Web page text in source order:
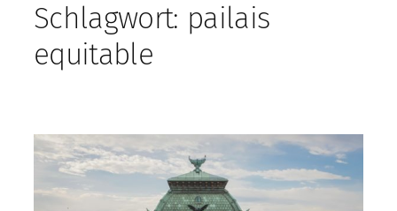
Schlagwort: pailais
equitable